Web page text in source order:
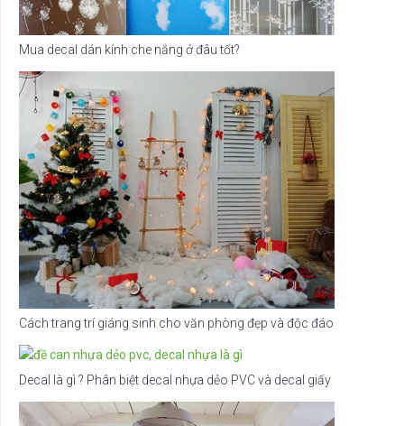
Mua decal dán kính che nắng ở đâu tốt?
Cách trang trí giáng sinh cho văn phòng đẹp và độc đáo
Decal là gì ? Phân biệt decal nhựa dẻo PVC và decal giấy